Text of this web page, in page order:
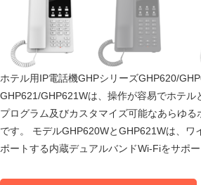
ホテル用IP電話機GHPシリーズGHP620/
GHP621/GHP621Wは、操作が容易でホテル
プログラム及びカスタマイズ可能なあらゆる
です。 モデルGHP620WとGHP621Wは、ワ
ポートする内蔵デュアルバンドWi-Fiをサポー